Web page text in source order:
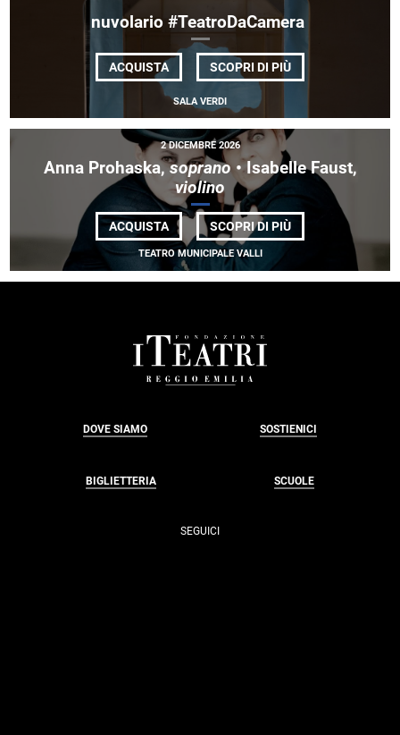
nuvolario #TeatroDaCamera
ACQUISTA SCOPRI DI PIÙDI
NUVOLARIO
SALA VERDI
2 DICEMBRE 2026
Anna Prohaska,soprano • Isabelle Faust,
violino
ACQUISTA SCOPRI DI PIÙDI
ANNA
PROHASKA,
<EM>SOPRANO
</EM>• ISABELLE
TEATRO MUNICIPALE VALLI
DOVE SIAMO SOSTIENICI
BIGLIETTERIA SCUOLE
SEGUICI